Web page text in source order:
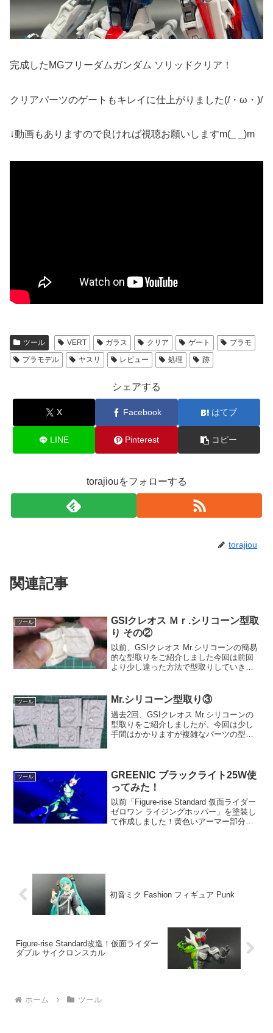
完成したMGフリーダムガンダム ソリッドクリア！
クリアパーツのゲートもキレイに仕上がりました(/・ω・)/
↓動画もありますので良ければ視聴お願いしますm(_ _)m
ツール VERT ガラス クリア ゲート
プラモ
プラモデル
ヤスリ レビュー 処理 跡
シェアする
X Facebook はてブ
LINE Pinterest コピー
torajiouをフォローする
torajiou
関連記事
ツール
GSIクレオス Ｍｒ.シリコーン型取
り その②
以前、GSIクレオス Mr.シリコーンの簡易
的な型取りをご紹介しました今回は前回
より少し違った方法で型取りしていきま
の部分を追加したのと、同じ形状の武器
が複数欲しいの...
ツール Mr.シリコーン型取り③
過去2回、GSIクレオス Mr.シリコーンの
型取りをご紹介しましたが、今回は少し
手間はかかりますが複雑なパーツの型取
フォー...
ツール
GREENIC ブラックライト25W使
ってみた！
以前「Figure-rise Standard 仮面ライダー
ゼロワン ライジングホッパー」を塗装し
て作成しました！黄色いアーマー部分と
初音ミク Fashion フィギュア Punk
Figure-rise Standard改造！仮面ライダー
ダブル サイクロンスカル
ホーム ツール